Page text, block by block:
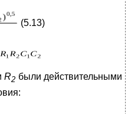
(5.13)
R2 были действительными